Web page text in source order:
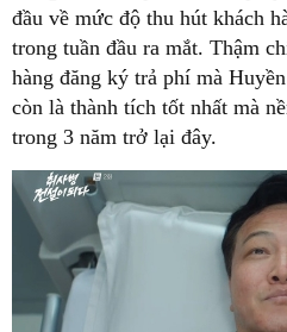
đầu về mức độ thu hút khách
trong tuần đầu ra mắt. Thậm
hàng đăng ký trả phí mà
còn là thành tích tốt nhất mà
trong 3 năm trở lại đây.